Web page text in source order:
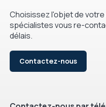
Choisissez l'objet de votre
spécialistes vous re-
délais.
Contactez-nous